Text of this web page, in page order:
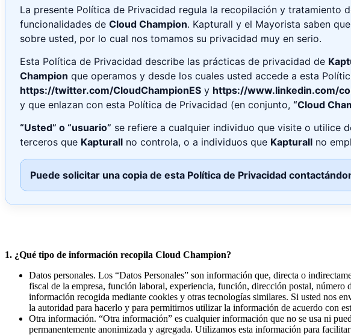
La presente Política de Privacidad regula la recopilación y tratamiento
funcionalidades de Cloud Champion. Kapturall y el Mayorista saben
sobre usted, por lo cual nos tomamos su privacidad muy en serio.
Esta Política de Privacidad describe las prácticas de privacidad de
Champion que operamos y desde los cuales usted accede a esta
https://twitter.com/CloudChampionES y https://www.linkedin.com/
y que enlazan con esta Política de Privacidad (en conjunto, “Cloud
“Usted” o “usuario” se refiere a cualquier individuo que visite o utilice
terceros que Kapturall no controla, o a individuos que Kapturall no
Puede solicitar una copia de esta Política de Privacidad
1. ¿Qué tipo de información recopila Cloud Champion?
Datos personales. Los “Datos Personales” son información que, directa o
fiscal de la empresa, función laboral, experiencia, función, dirección postal,
información recogida mediante cookies y otras tecnologías similares. Si usted nos
la autoridad para hacerlo y para permitirnos utilizar la información de acuerdo con
Otra información. “Otra información” es cualquier información que no se usa ni
permanentemente anonimizada y agregada. Utilizamos esta información para